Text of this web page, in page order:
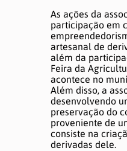
As ações da
participação em
artesanal de
além da
Feira da
acontece no
Além disso, a
desenvolvendo
preservação do
proveniente de
consiste na
derivadas dele.